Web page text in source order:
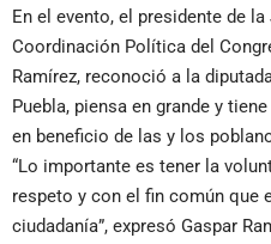
En el evento, el presidente de
Coordinación Política del
Ramírez, reconoció a la
Puebla, piensa en grande y
en beneficio de las y los
“Lo importante es tener la
respeto y con el fin común que
ciudadanía”, expresó Gaspar